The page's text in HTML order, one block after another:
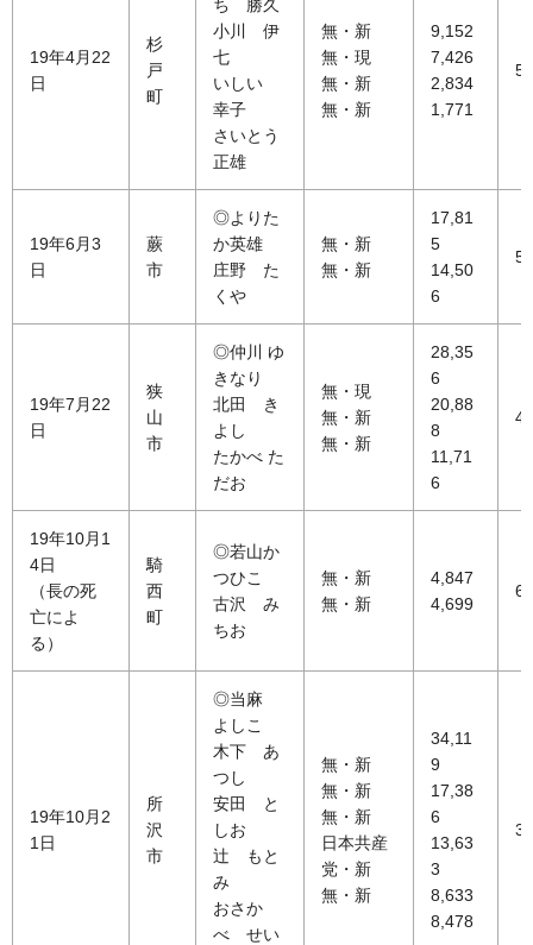
19年4月22
日
杉
戸
町
ち 勝久
小川 伊
七
いしい
幸子
さいとう
正雄
無・新
無・現
無・新
無・新
9,152
7,426
2,834
1,771
19年6月3
日
蕨
市
◎よりた
か英雄
庄野 た
くや
無・新
無・新
17,81
5
14,50
6
19年7月22
日
狭
山
市
◎仲川 ゆ
きなり
北田 き
よし
たかべ た
だお
無・現
無・新
無・新
28,35
6
20,88
8
11,71
6
19年10月1
4日
（長の死
亡によ
る）
騎
西
町
◎若山か
つひこ
古沢 み
ちお
無・新
無・新
4,847
4,699
19年10月2
1日
所
沢
市
◎当麻
よしこ
木下 あ
つし
安田 と
しお
辻 もと
み
おさか
べ せい
無・新
無・新
無・新
日本共産
党・新
無・新
34,11
9
17,38
6
13,63
3
8,633
8,478